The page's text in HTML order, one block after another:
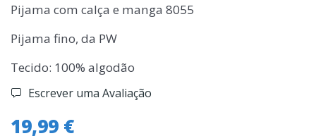
Pijama com calça e manga 8055
Pijama fino, da PW
Tecido: 100% algodão
Escrever uma Avaliação
19,99 €